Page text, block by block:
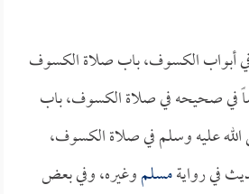
أبواب الكسوف، باب صلاة الكسوف
في صحيحه في صلاة الكسوف، باب
عليه وسلم في صلاة الكسوف،
في روايةمسلموغيره، وفي بعض